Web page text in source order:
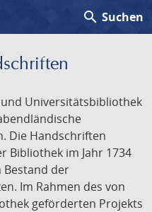
search Suchen
Universitätsbibliothek
Die Handschriften
Bibliothek im Jahr 1734
Bestand der
Im Rahmen des von
geförderten Projekts